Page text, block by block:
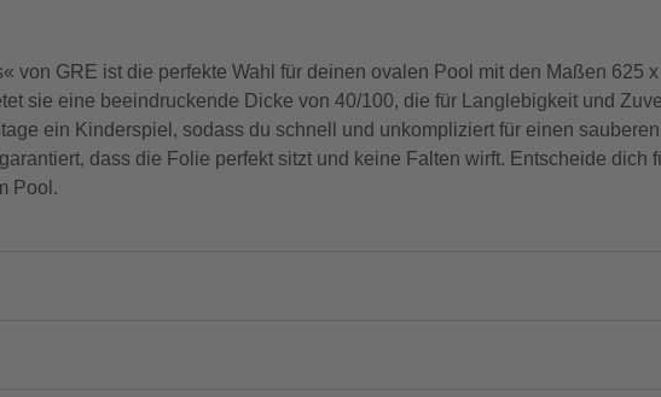
von GRE ist die perfekte Wahl für deinen ovalen Pool mit den Maßen 625
sie eine beeindruckende Dicke von 40/100, die für Langlebigkeit und
ein Kinderspiel, sodass du schnell und unkompliziert für einen
dass die Folie perfekt sitzt und keine Falten wirft. Entscheide dich
Pool.